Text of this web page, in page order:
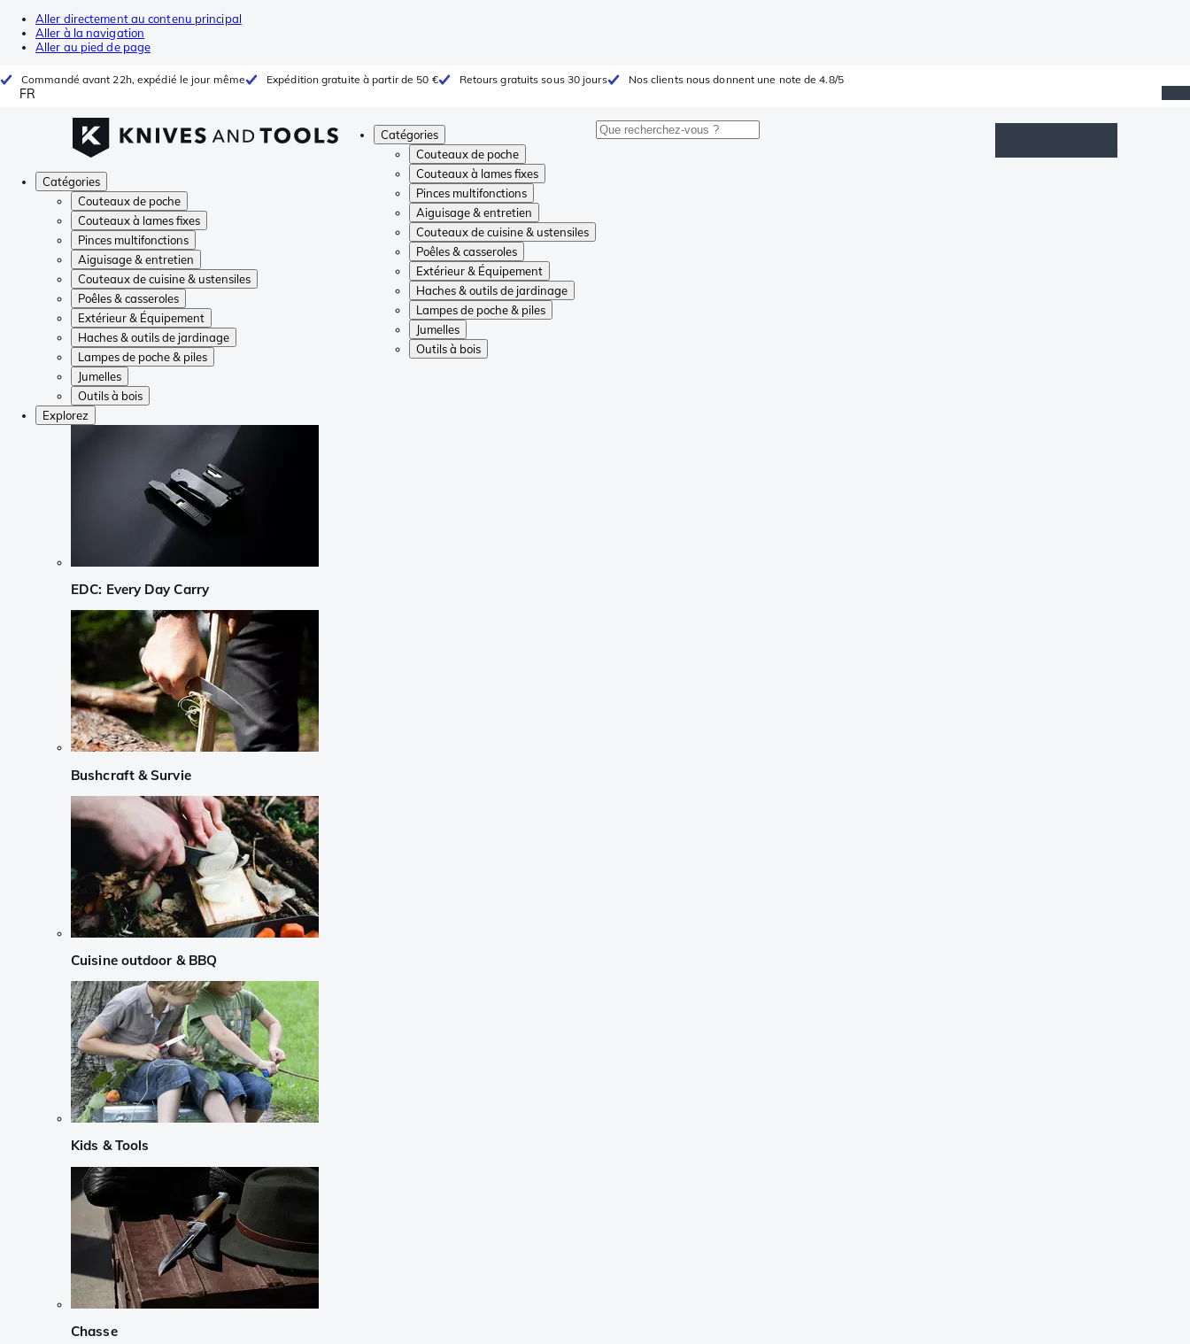
Aller directement au contenu principal
Aller à la navigation
Aller au pied de page
Commandé avant 22h, expédié le jour même Expédition gratuite à partir de 50 € Retours gratuits sous 30 jours Nos clients nous donnent une note de 4.8/5
FR
Catégories
Couteaux de poche
Couteaux à lames fixes
Pinces multifonctions
Aiguisage & entretien
Couteaux de cuisine & ustensiles
Poêles & casseroles
Extérieur & Équipement
Haches & outils de jardinage
Lampes de poche & piles
Jumelles
Outils à bois
Catégories
Couteaux de poche
Couteaux à lames fixes
Pinces multifonctions
Aiguisage & entretien
Couteaux de cuisine & ustensiles
Poêles & casseroles
Extérieur & Équipement
Haches & outils de jardinage
Lampes de poche & piles
Jumelles
Outils à bois
Explorez
EDC: Every Day Carry
Bushcraft & Survie
Cuisine outdoor & BBQ
Kids & Tools
Chasse